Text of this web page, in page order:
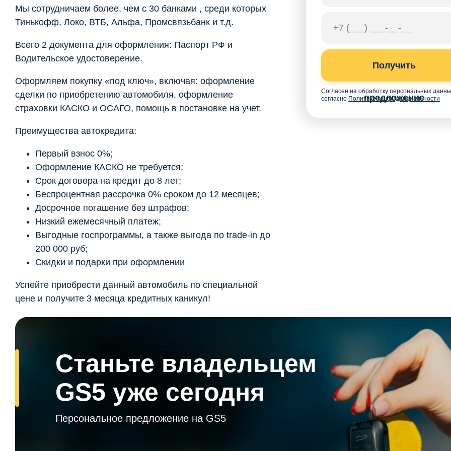
Мы сотрудничаем более, чем с 30 банками , среди которых
Тинькофф, Локо, ВТБ, Альфа, Промсвязьбанк и т.д.
Всего 2 документа для оформления: Паспорт РФ и
Водительское удостоверение.
Оформляем покупку «под ключ», включая: оформление
сделки по приобретению автомобиля, оформление
страховки КАСКО и ОСАГО, помощь в постановке на учет.
Преимущества автокредита:
Первый взнос 0%;
Оформление КАСКО не требуется;
Срок договора на кредит до 8 лет;
Беспроцентная рассрочка 0% сроком до 12 месяцев;
Досрочное погашение без штрафов;
Низкий ежемесячный платеж;
Выгодные госпрограммы, а также выгода по trade-in до
200 000 руб;
Скидки и подарки при оформлении
Успейте приобрести данный автомобиль по специальной
цене и получите 3 месяца кредитных каникул!
Получить
предложение
Согласен на обработку персональных
согласно Политике конфиденциальности
Станьте владельцем
GS5 уже сегодня
Персональное предложение на GS5